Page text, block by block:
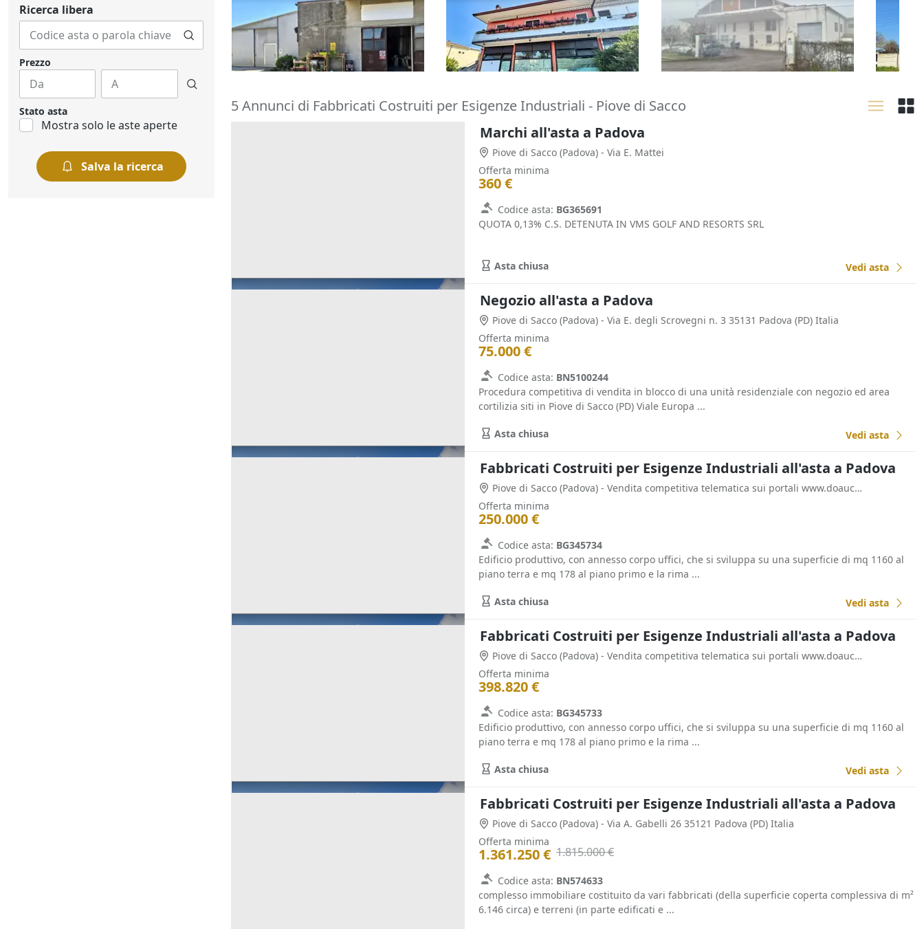
Ricerca libera
Prezzo
Stato asta
Mostra solo le aste aperte
Salva la ricerca
uso laboratorio
Costa di Rovigo (Rovigo)
16.875 €
14/09/2026
Zevio (Verona)
120.180 €
29/09/2026
e pertinenze
Lugo (Ravenna)
247.500 €
28/10/2026 25/
5 Annunci di Fabbricati Costruiti per Esigenze Industriali - Piove di Sacco
Marchi all'asta a Padova
Piove di Sacco (Padova) - Via E. Mattei
Offerta minima
360 €
Codice asta: BG365691
QUOTA 0,13% C.S. DETENUTA IN VMS GOLF AND RESORTS SRL
Asta chiusa Vedi asta
Negozio all'asta a Padova
Piove di Sacco (Padova) - Via E. degli Scrovegni n. 3 35131 Padova (PD) Italia
Offerta minima
75.000 €
Codice asta: BN5100244
Procedura competitiva di vendita in blocco di una unità residenziale con negozio ed area
cortilizia siti in Piove di Sacco (PD) Viale Europa ...
Asta chiusa Vedi asta
Fabbricati Costruiti per Esigenze Industriali all'asta a Padova
Piove di Sacco (Padova)
- Vendita competitiva telematica sui portali www.doauction.it e www.astemobili.it - Gruppo Edicom 30174 Venezia (VE) Italia
Offerta minima
250.000 €
Codice asta: BG345734
Edificio produttivo, con annesso corpo uffici, che si sviluppa su una superficie di mq 1160 al
piano terra e mq 178 al piano primo e la rima ...
Asta chiusa Vedi asta
Fabbricati Costruiti per Esigenze Industriali all'asta a Padova
Piove di Sacco (Padova)
- Vendita competitiva telematica sui portali www.doauction.it e www.astemobili.it - Gruppo Edicom 30174 Venezia (VE) Italia
Offerta minima
398.820 €
Codice asta: BG345733
Edificio produttivo, con annesso corpo uffici, che si sviluppa su una superficie di mq 1160 al
piano terra e mq 178 al piano primo e la rima ...
Asta chiusa Vedi asta
Fabbricati Costruiti per Esigenze Industriali all'asta a Padova
Piove di Sacco (Padova) - Via A. Gabelli 26 35121 Padova (PD) Italia
Offerta minima
1.361.250 € 1.815.000 €
Codice asta: BN574633
complesso immobiliare costituito da vari fabbricati (della superficie coperta complessiva di m²
6.146 circa) e terreni (in parte edificati e ...